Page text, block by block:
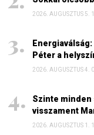
2026. AUGUSZTUS 5.
Péter a
2026. AUGUSZTUS 4.
Szinte minden
visszament
2026. AUGUSZTUS 1.